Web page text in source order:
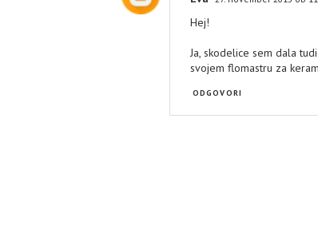
Hej!
Ja, skodelice sem dala
svojem flomastru za
ODGOVORI